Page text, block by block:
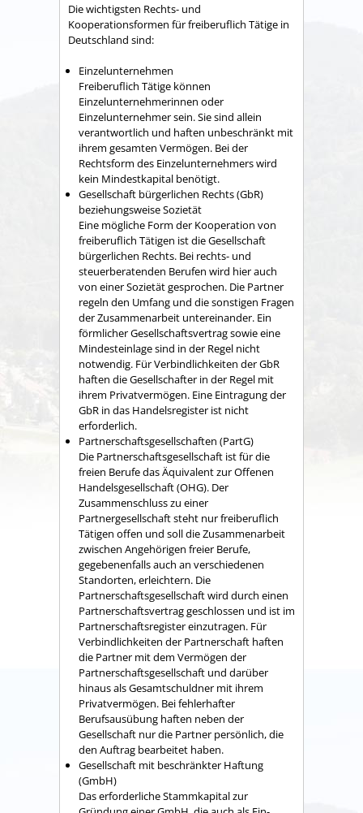
Die wichtigsten Rechts- und
Kooperationsformen für freiberuflich Tätige in
Deutschland sind:
Einzelunternehmen
Freiberuflich Tätige können
Einzelunternehmerinnen oder
Einzelunternehmer sein. Sie sind allein
verantwortlich und haften unbeschränkt mit
ihrem gesamten Vermögen. Bei der
Rechtsform des Einzelunternehmers wird
kein Mindestkapital benötigt.
Gesellschaft bürgerlichen Rechts (GbR)
beziehungsweise Sozietät
Eine mögliche Form der Kooperation von
freiberuflich Tätigen ist die Gesellschaft
bürgerlichen Rechts. Bei rechts- und
steuerberatenden Berufen wird hier auch
von einer Sozietät gesprochen. Die Partner
regeln den Umfang und die sonstigen Fragen
der Zusammenarbeit untereinander. Ein
förmlicher Gesellschaftsvertrag sowie eine
Mindesteinlage sind in der Regel nicht
notwendig. Für Verbindlichkeiten der GbR
haften die Gesellschafter in der Regel mit
ihrem Privatvermögen. Eine Eintragung der
GbR in das Handelsregister ist nicht
erforderlich.
Partnerschaftsgesellschaften (PartG)
Die Partnerschaftsgesellschaft ist für die
freien Berufe das Äquivalent zur Offenen
Handelsgesellschaft (OHG). Der
Zusammenschluss zu einer
Partnergesellschaft steht nur freiberuflich
Tätigen offen und soll die Zusammenarbeit
zwischen Angehörigen freier Berufe,
gegebenenfalls auch an verschiedenen
Standorten, erleichtern. Die
Partnerschaftsgesellschaft wird durch einen
Partnerschaftsvertrag geschlossen und ist im
Partnerschaftsregister einzutragen. Für
Verbindlichkeiten der Partnerschaft haften
die Partner mit dem Vermögen der
Partnerschaftsgesellschaft und darüber
hinaus als Gesamtschuldner mit ihrem
Privatvermögen. Bei fehlerhafter
Berufsausübung haften neben der
Gesellschaft nur die Partner persönlich, die
den Auftrag bearbeitet haben.
Gesellschaft mit beschränkter Haftung
(GmbH)
Das erforderliche Stammkapital zur